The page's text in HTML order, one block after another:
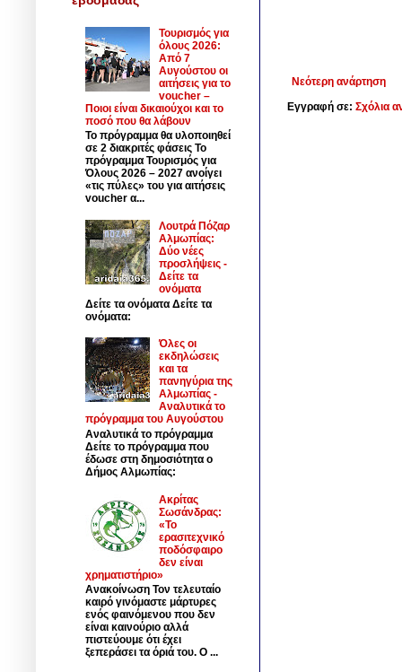
Νεότερη ανάρτηση
Εγγραφή σε: Σχόλια
Τουρισμός για
όλους 2026:
Από 7
Αυγούστου οι
αιτήσεις για το
voucher –
Ποιοι είναι δικαιούχοι και το
ποσό που θα λάβουν
Το πρόγραμμα θα υλοποιηθεί
σε 2 διακριτές φάσεις Το
πρόγραμμα Τουρισμός για
Όλους 2026 – 2027 ανοίγει
«τις πύλες» του για αιτήσεις
voucher α...
Λουτρά Πόζαρ
Αλμωπίας:
Δύο νέες
προσλήψεις -
Δείτε τα
ονόματα
Δείτε τα ονόματα Δείτε τα
ονόματα:
Όλες οι
εκδηλώσεις
και τα
πανηγύρια της
Αλμωπίας -
Αναλυτικά το
πρόγραμμα του Αυγούστου
Αναλυτικά το πρόγραμμα
Δείτε το πρόγραμμα που
έδωσε στη δημοσιότητα ο
Δήμος Αλμωπίας:
Ακρίτας
Σωσάνδρας:
«Το
ερασιτεχνικό
ποδόσφαιρο
δεν είναι
χρηματιστήριο»
Ανακοίνωση Τον τελευταίο
καιρό γινόμαστε μάρτυρες
ενός φαινόμενου που δεν
είναι καινούριο αλλά
πιστεύουμε ότι έχει
ξεπεράσει τα όριά του. Ο ...